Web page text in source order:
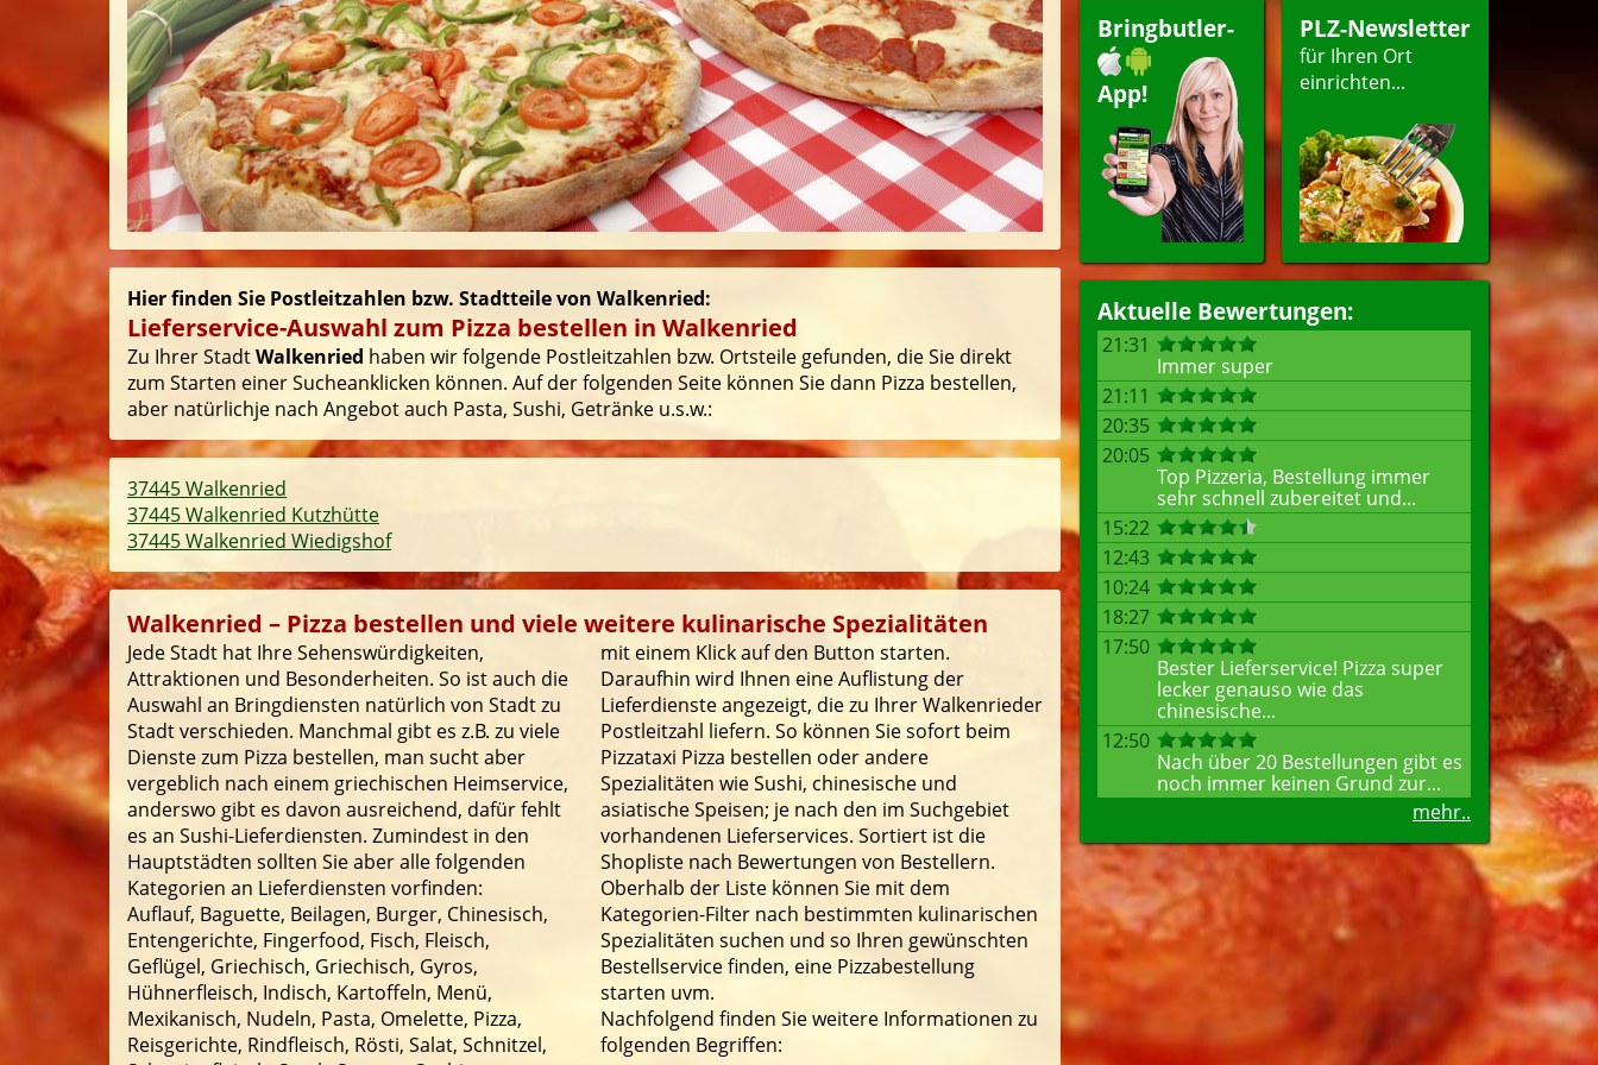
Bringbutler-
App!
PLZ-Newsletter
für Ihren Ort
einrichten...
Aktuelle Bewertungen:
21:31
Immer super
21:11
20:35
20:05
Top Pizzeria, Bestellung immer
sehr schnell zubereitet und...
15:22
12:43
10:24
18:27
17:50
Bester Lieferservice! Pizza super
lecker genauso wie das
chinesische...
12:50
Nach über 20 Bestellungen gibt es
noch immer keinen Grund zur...
mehr..
Hier finden Sie Postleitzahlen bzw. Stadtteile von Walkenried:
Lieferservice-Auswahl zum Pizza bestellen in Walkenried
Zu Ihrer StadtWalkenried haben wir folgende Postleitzahlen bzw. Ortsteile gefunden, die Sie direkt
zum Starten einer Sucheanklicken können. Auf der folgenden Seite können Sie dann Pizza bestellen,
aber natürlichje nach Angebot auch Pasta, Sushi, Getränke u.s.w.:
37445 Walkenried
37445 Walkenried Kutzhütte
37445 Walkenried Wiedigshof
Walkenried – Pizza bestellen und viele weitere kulinarische Spezialitäten
Jede Stadt hat Ihre Sehenswürdigkeiten,
Attraktionen und Besonderheiten. So ist auch die
Auswahl an Bringdiensten natürlich von Stadt zu
Stadt verschieden. Manchmal gibt es z.B. zu viele
Dienste zum Pizza bestellen, man sucht aber
vergeblich nach einem griechischen Heimservice,
anderswo gibt es davon ausreichend, dafür fehlt
es an Sushi-Lieferdiensten. Zumindest in den
Hauptstädten sollten Sie aber alle folgenden
Kategorien an Lieferdiensten vorfinden:
Auflauf, Baguette, Beilagen, Burger, Chinesisch,
Entengerichte, Fingerfood, Fisch, Fleisch,
Geflügel, Griechisch, Griechisch, Gyros,
Hühnerfleisch, Indisch, Kartoffeln, Menü,
Mexikanisch, Nudeln, Pasta, Omelette, Pizza,
Reisgerichte, Rindfleisch, Rösti, Salat, Schnitzel,
mit einem Klick auf den Button starten.
Daraufhin wird Ihnen eine Auflistung der
Lieferdienste angezeigt, die zu Ihrer Walkenrieder
Postleitzahl liefern. So können Sie sofort beim
Pizzataxi Pizza bestellen oder andere
Spezialitäten wie Sushi, chinesische und
asiatische Speisen; je nach den im Suchgebiet
vorhandenen Lieferservices. Sortiert ist die
Shopliste nach Bewertungen von Bestellern.
Oberhalb der Liste können Sie mit dem
Kategorien-Filter nach bestimmten kulinarischen
Spezialitäten suchen und so Ihren gewünschten
Bestellservice finden, eine Pizzabestellung
starten uvm.
Nachfolgend finden Sie weitere Informationen zu
folgenden Begriffen: